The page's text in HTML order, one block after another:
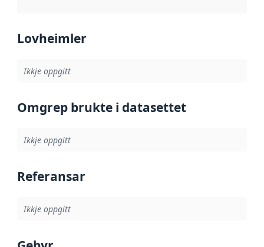
Lovheimler
Ikkje oppgitt
Omgrep brukte i datasettet
Ikkje oppgitt
Referansar
Ikkje oppgitt